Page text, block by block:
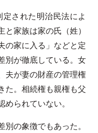
された明治民法によ
家族は家の氏（姓）
の家に入る」などと定
別が徹底している。女
夫が妻の財産の管理権
た。相続権も親権も父
られていない。
別の象徴でもあった。